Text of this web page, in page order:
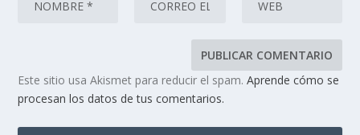
Este sitio usa Akismet para reducir el spam.Aprende cómo se
procesan los datos de tus comentarios.